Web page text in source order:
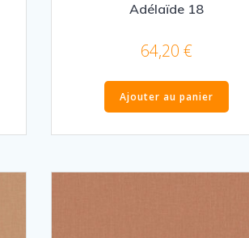
Adélaïde 18
64,20 €
Ajouter au panier